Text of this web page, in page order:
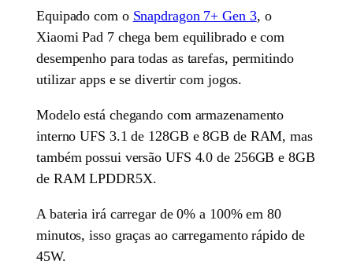
Equipado com o Snapdragon 7+ Gen 3, o
Xiaomi Pad 7 chega bem equilibrado e com
desempenho para todas as tarefas, permitindo
utilizar apps e se divertir com jogos.
Modelo está chegando com armazenamento
interno UFS 3.1 de 128GB e 8GB de RAM, mas
também possui versão UFS 4.0 de 256GB e 8GB
de RAM LPDDR5X.
A bateria irá carregar de 0% a 100% em 80
minutos, isso graças ao carregamento rápido de
45W.